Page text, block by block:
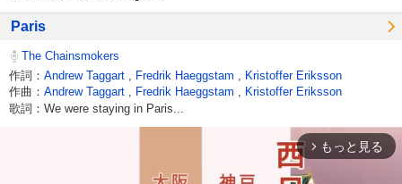
Paris
The Chainsmokers
作詞： Andrew Taggart Fredrik Haeggstam
Kristoffer Eriksson
作曲： Andrew Taggart Fredrik Haeggstam Kristoffer Eriksson
歌詞：We were staying in Paris...
arrow_forward_ios もっと見る